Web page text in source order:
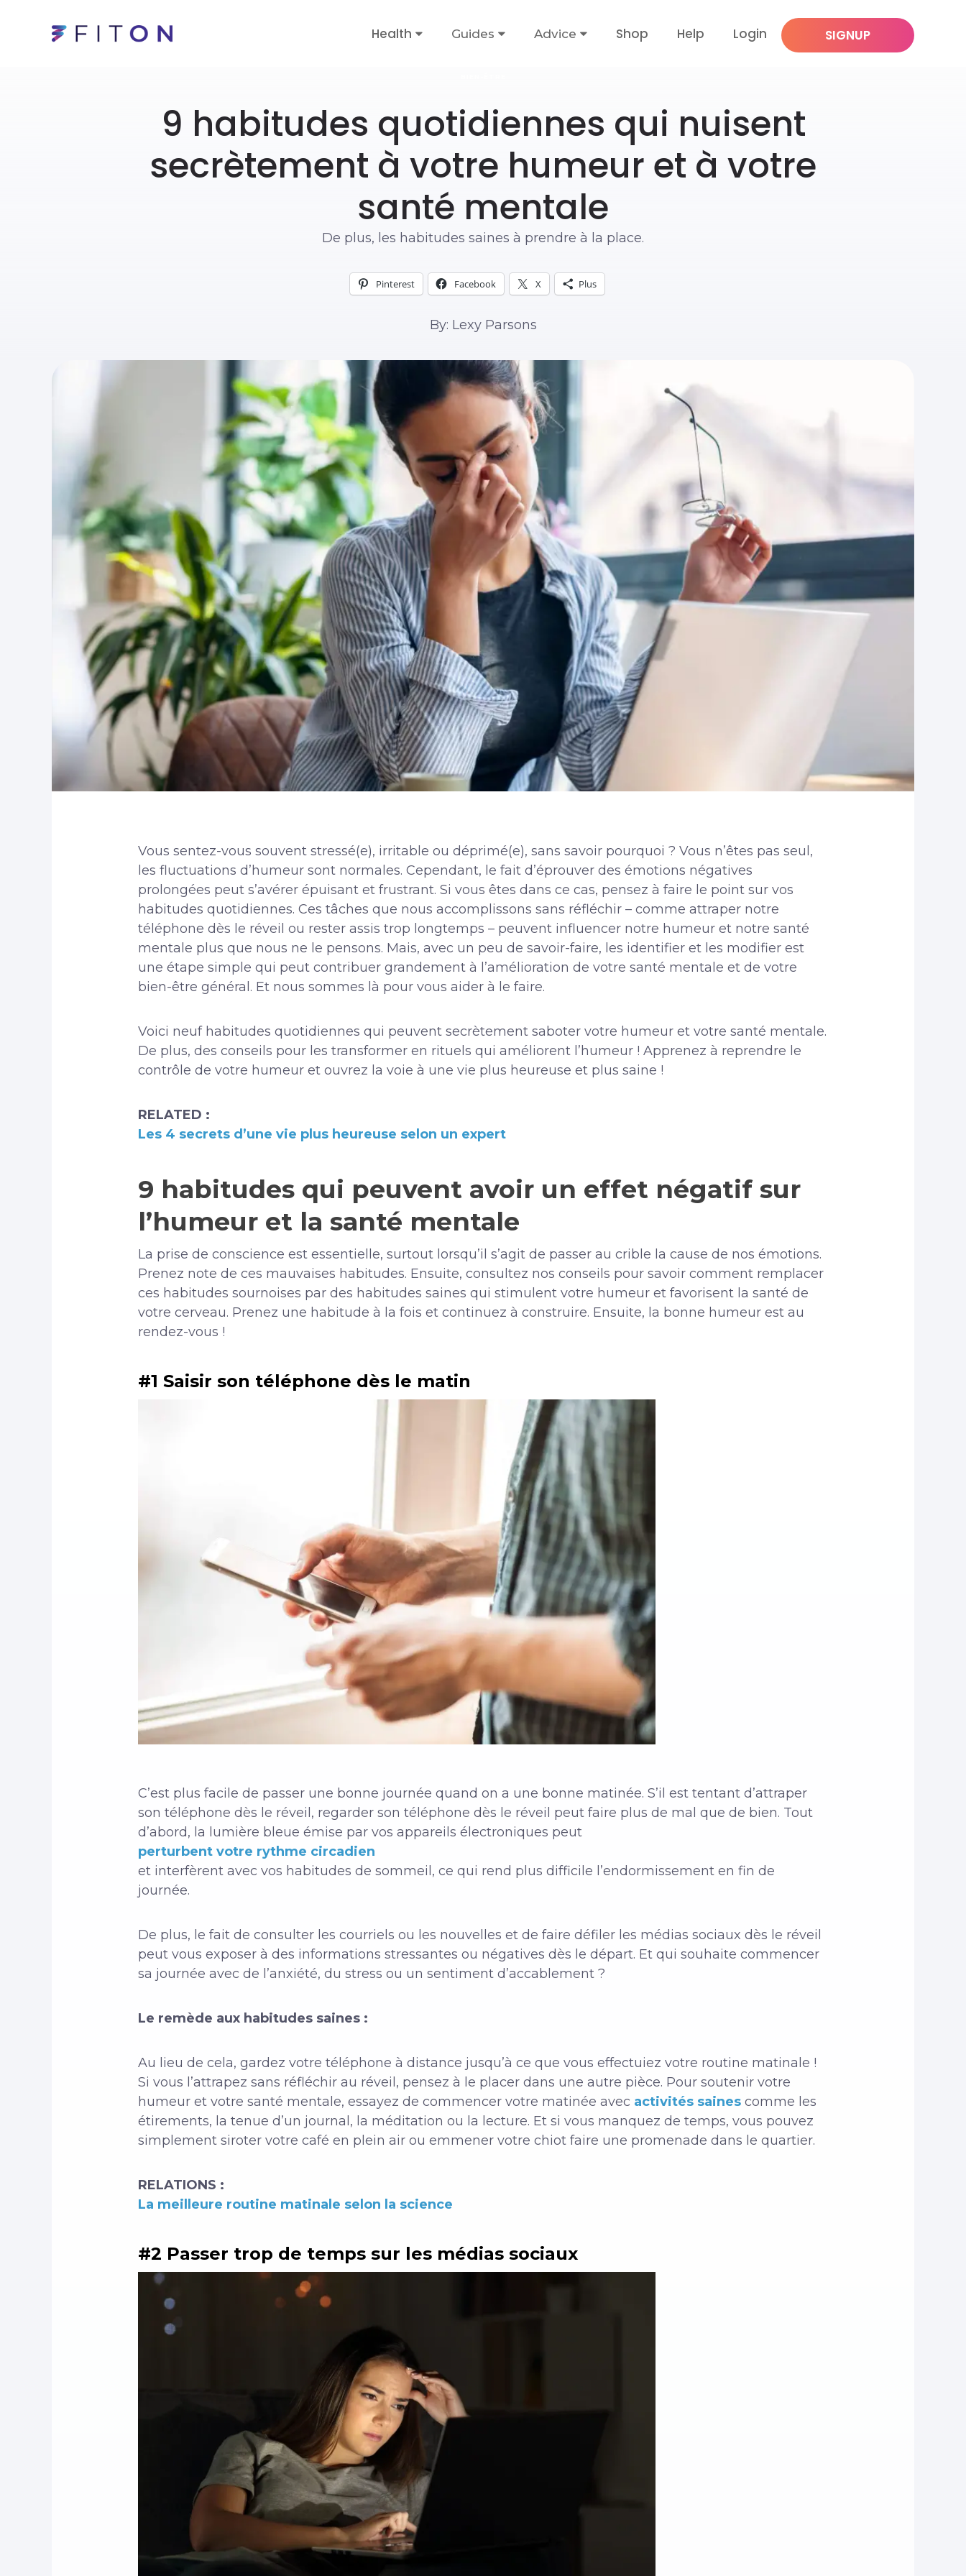
Health Guides Advice Shop Help Login SIGNUP
9 habitudes quotidiennes qui nuisent
secrètement à votre humeur et à votre
santé mentale
De plus, les habitudes saines à prendre à la place.
Pinterest Facebook X Plus
By: Lexy Parsons
Vous sentez-vous souvent stressé(e), irritable ou déprimé(e), sans savoir pourquoi ? Vous n’êtes pas seul,
les fluctuations d’humeur sont normales. Cependant, le fait d’éprouver des émotions négatives
prolongées peut s’avérer épuisant et frustrant. Si vous êtes dans ce cas, pensez à faire le point sur vos
habitudes quotidiennes. Ces tâches que nous accomplissons sans réfléchir – comme attraper notre
téléphone dès le réveil ou rester assis trop longtemps – peuvent influencer notre humeur et notre santé
mentale plus que nous ne le pensons. Mais, avec un peu de savoir-faire, les identifier et les modifier est
une étape simple qui peut contribuer grandement à l’amélioration de votre santé mentale et de votre
bien-être général. Et nous sommes là pour vous aider à le faire.
Voici neuf habitudes quotidiennes qui peuvent secrètement saboter votre humeur et votre santé mentale.
De plus, des conseils pour les transformer en rituels qui améliorent l’humeur ! Apprenez à reprendre le
contrôle de votre humeur et ouvrez la voie à une vie plus heureuse et plus saine !
RELATED :
Les 4 secrets d’une vie plus heureuse selon un expert
9 habitudes qui peuvent avoir un effet négatif sur
l’humeur et la santé mentale
La prise de conscience est essentielle, surtout lorsqu’il s’agit de passer au crible la cause de nos émotions.
Prenez note de ces mauvaises habitudes. Ensuite, consultez nos conseils pour savoir comment remplacer
ces habitudes sournoises par des habitudes saines qui stimulent votre humeur et favorisent la santé de
votre cerveau. Prenez une habitude à la fois et continuez à construire. Ensuite, la bonne humeur est au
rendez-vous !
#1 Saisir son téléphone dès le matin
C’est plus facile de passer une bonne journée quand on a une bonne matinée. S’il est tentant d’attraper
son téléphone dès le réveil, regarder son téléphone dès le réveil peut faire plus de mal que de bien. Tout
d’abord, la lumière bleue émise par vos appareils électroniques peut
perturbent votre rythme circadien
et interfèrent avec vos habitudes de sommeil, ce qui rend plus difficile l’endormissement en fin de
journée.
De plus, le fait de consulter les courriels ou les nouvelles et de faire défiler les médias sociaux dès le réveil
peut vous exposer à des informations stressantes ou négatives dès le départ. Et qui souhaite commencer
sa journée avec de l’anxiété, du stress ou un sentiment d’accablement ?
Le remède aux habitudes saines :
Au lieu de cela, gardez votre téléphone à distance jusqu’à ce que vous effectuiez votre routine matinale !
Si vous l’attrapez sans réfléchir au réveil, pensez à le placer dans une autre pièce. Pour soutenir votre
humeur et votre santé mentale, essayez de commencer votre matinée avec activités saines comme les
étirements, la tenue d’un journal, la méditation ou la lecture. Et si vous manquez de temps, vous pouvez
simplement siroter votre café en plein air ou emmener votre chiot faire une promenade dans le quartier.
RELATIONS :
La meilleure routine matinale selon la science
#2 Passer trop de temps sur les médias sociaux